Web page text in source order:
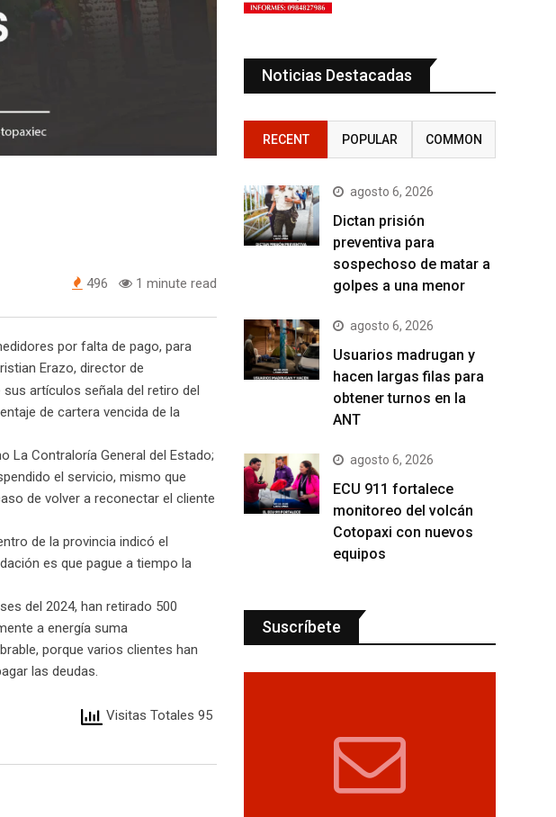
496 1 minute read
por falta de pago, para
Erazo, director de
artículos señala del retiro del
de cartera vencida de la
La Contraloría General del Estado;
el servicio, mismo que
de volver a reconectar el cliente
de la provincia indicó el
es que pague a tiempo la
del 2024, han retirado 500
a energía suma
porque varios clientes han
las deudas.
Visitas Totales 95
Noticias Destacadas
RECENT POPULAR COMMON
agosto 6, 2026
Dictan prisión
preventiva para
sospechoso de matar a
golpes a una menor
agosto 6, 2026
Usuarios madrugan y
hacen largas filas para
obtener turnos en la
ANT
agosto 6, 2026
ECU 911 fortalece
monitoreo del volcán
Cotopaxi con nuevos
equipos
Suscríbete